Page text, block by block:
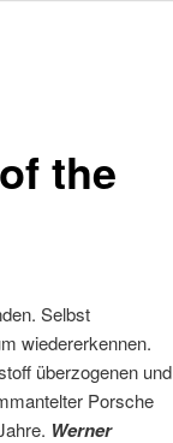
the
Selbst
wiedererkennen.
überzogenen und
Porsche
Werner